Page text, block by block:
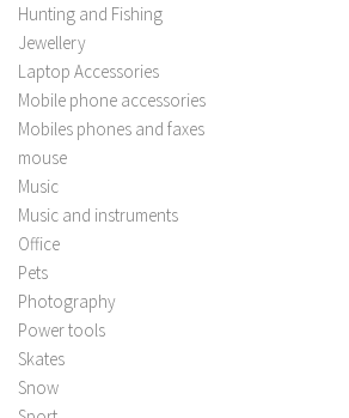
Hunting and Fishing
Jewellery
Laptop Accessories
Mobile phone accessories
Mobiles phones and faxes
mouse
Music
Music and instruments
Office
Pets
Photography
Power tools
Skates
Snow